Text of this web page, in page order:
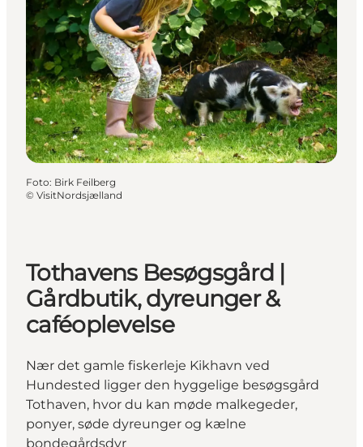
Foto: Birk Feilberg
© VisitNordsjælland
Tothavens Besøgsgård |
Gårdbutik, dyreunger &
caféoplevelse
Nær det gamle fiskerleje Kikhavn ved
Hundested ligger den hyggelige besøgsgård
Tothaven, hvor du kan møde malkegeder,
ponyer, søde dyreunger og kælne
bondegårdsdyr